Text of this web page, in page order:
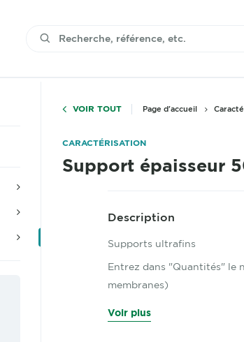
VOIR TOUT Page d'accueil
CARACTÉRISATION
Support épaisseur
Description
Supports ultrafins
Entrez dans "Quantités" le
membranes)
Voir plus